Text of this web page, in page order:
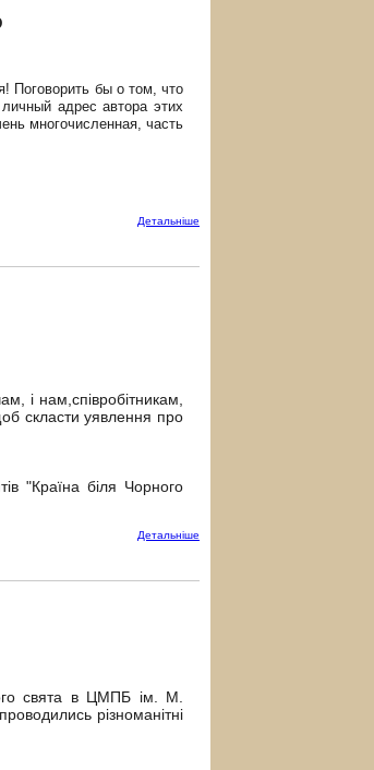
Поговорить бы о том, что
адрес автора этих
многочисленная, часть
Детальнiше
і нам,співробітникам,
скласти уявлення про
"Країна біля Чорного
Детальнiше
свята в ЦМПБ ім. М.
різноманітні